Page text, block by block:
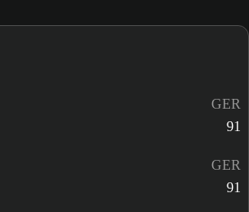
GER
91
GER
91